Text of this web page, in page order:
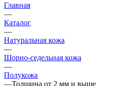
Главная
—
Каталог
—
Натуральная кожа
—
Шорно-седельная кожа
—
Полукожа
—Толщина от 2 мм и выше